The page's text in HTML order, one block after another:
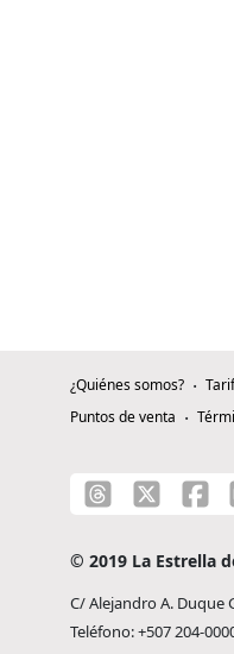
¿Quiénes somos?
Puntos de venta
© 2019 La Estrella
C/ Alejandro A. Duque
Teléfono: +507 204-